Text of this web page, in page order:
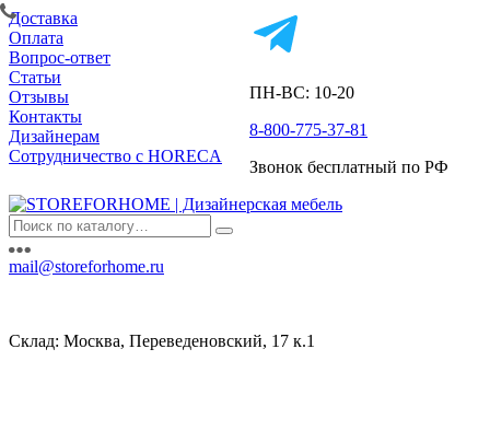
Доставка
Оплата
Вопрос-ответ
Статьи
Отзывы
Контакты
Дизайнерам
Сотрудничество с HORECA
ПН-ВС: 10-20
8-800-775-37-81
Звонок бесплатный по РФ
mail@storeforhome.ru
Склад: Москва, Переведеновский, 17 к.1